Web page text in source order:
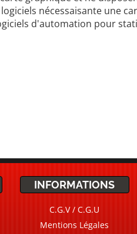
nécessaisante une
d'automation pour
INFORMATIONS
C.G.V / C.G.U
Mentions Légales